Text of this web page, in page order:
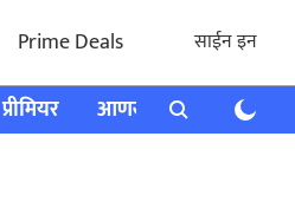
Prime Deals साईन इन
प्रीमियर आणखी राशी भविष्य